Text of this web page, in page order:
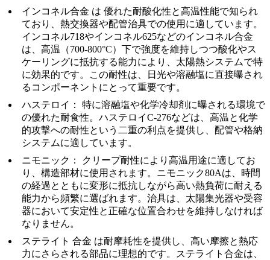
インコネル合金 は 優れた耐酸化性と高温性能で知られ
ており、 熱交換器や配管治具での使用に適しています。
インコネル718やインコネル625などのインコネル合金
は、高温（700-800°C）下で強度を維持しつつ酸化やス
ケーリングに抵抗する能力により、太陽熱システムで特
に効果的です。この耐性は、日光や溶融塩に直接曝され
るコンポーネントにとって重要です。
ハステロイ ：
特に溶融塩や化学冷却剤に曝される環境で
の優れた耐食性。 ハステロイC-276などは、高温と化学
的攻撃への耐性という二重の利点を提供し、配管や格納
システムに適しています。
ニモニック ：
クリープ耐性により高温用途に適してお
り、構造部材に使用されます。 ニモニック80Aは、時間
の経過とともに変形に抵抗しながら高い熱負荷に耐える
能力から頻繁に選ばれます。治具は、太陽集光器や受容
器において安定性と正確な位置合わせを維持しなければ
なりません。
ステライト 合金 は耐摩耗性を提供し、高い摩擦と熱応
力にさらされる部品に理想的です。ステライト合金は、